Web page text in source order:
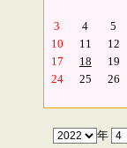
3
4 5
10
11 12
17
18 19
24
25 26
年